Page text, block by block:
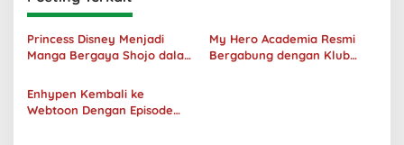
Princess Disney Menjadi
Manga Bergaya Shojo dalam
Café
My Hero Academia Resmi
Bergabung dengan Klub
Enhypen Kembali ke
Webtoon Dengan Episode